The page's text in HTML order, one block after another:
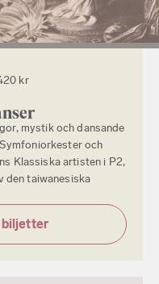
kr
mystik och dansande
och
Klassiska artisten i P2,
den taiwanesiska
biljetter